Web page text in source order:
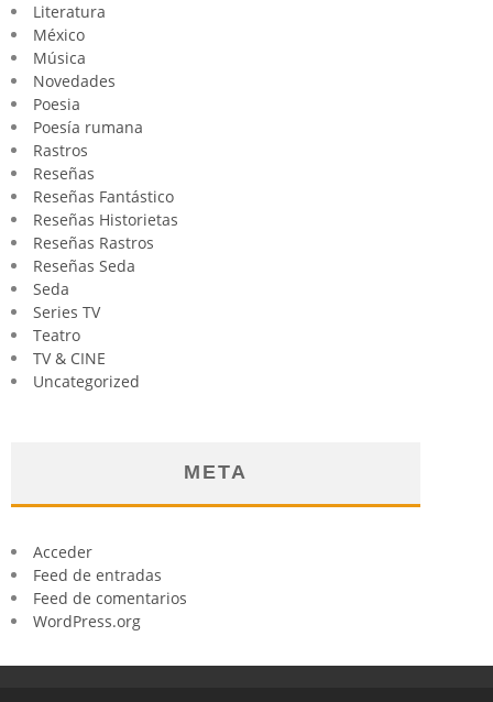
Literatura
México
Música
Novedades
Poesia
Poesía rumana
Rastros
Reseñas
Reseñas Fantástico
Reseñas Historietas
Reseñas Rastros
Reseñas Seda
Seda
Series TV
Teatro
TV & CINE
Uncategorized
META
Acceder
Feed de entradas
Feed de comentarios
WordPress.org